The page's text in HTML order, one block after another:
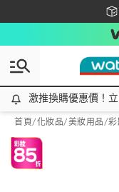
激推換購優惠價！立即
激推換購優惠價！
首頁/化妝品/美妝用品/彩